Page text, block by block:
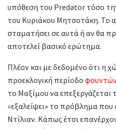
υπόθεση του Predator τόσο
του Κυριάκου Μητσοτάκη. Το
σταματήσει σε αυτά ή αν θα
αποτελεί βασικό ερώτημα.
Πλέον και με δεδομένο ότι η
προεκλογική περίοδο
το Μαξίμου να
«εξαλείψει» το πρόβλημα
Ντίλιαν. Κάπως έτσι